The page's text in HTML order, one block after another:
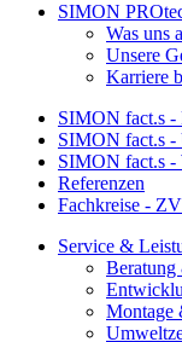
SIMON
Was uns
Unsere
Karriere
SIMON fact.s -
SIMON fact.s -
SIMON fact.s -
Referenzen
Fachkreise -
Service &
Beratung
Montage